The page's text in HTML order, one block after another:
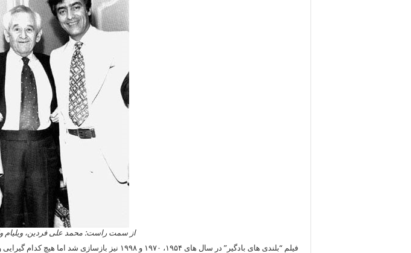
از سمت راست: محمد علی فردین، ویلیام
فیلم “بلندی های بادگیر” در سال های ۱۹۵۴، ۱۹۷۰ و ۱۹۹۸ نیز بازسازی